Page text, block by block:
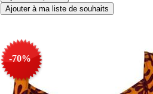
-70%